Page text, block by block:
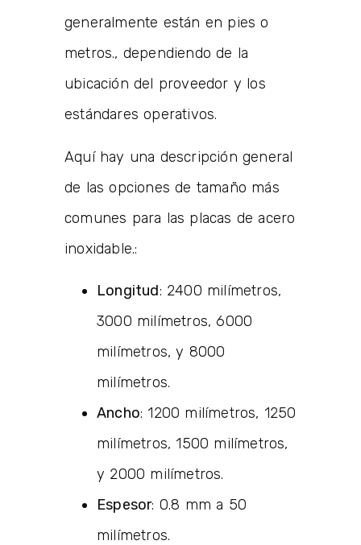
generalmente están en pies o
metros., dependiendo de la
ubicación del proveedor y los
estándares operativos.
Aquí hay una descripción general
de las opciones de tamaño más
comunes para las placas de acero
inoxidable.:
Longitud: 2400 milímetros,
3000 milímetros, 6000
milímetros, y 8000
milímetros.
Ancho: 1200 milímetros, 1250
milímetros, 1500 milímetros,
y 2000 milímetros.
Espesor: 0.8 mm a 50
milímetros.